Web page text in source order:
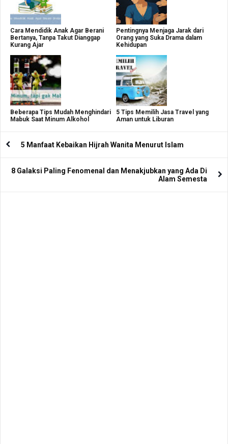
Cara Mendidik Anak Agar Berani
Bertanya, Tanpa Takut Dianggap
Kurang Ajar
Pentingnya Menjaga Jarak dari
Orang yang Suka Drama dalam
Kehidupan
Beberapa Tips Mudah Menghindari
Mabuk Saat Minum Alkohol
5 Tips Memilih Jasa Travel yang
Aman untuk Liburan
5 Manfaat Kebaikan Hijrah Wanita Menurut Islam
8 Galaksi Paling Fenomenal dan Menakjubkan yang Ada Di
Alam Semesta